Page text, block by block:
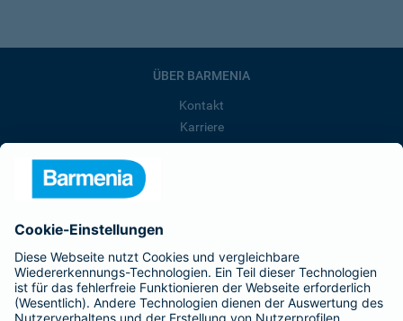
ÜBER BARMENIA
Kontakt
Karriere
Barmenia ist Teil der BarmeniaGothaer
BELIEBTE SEITEN
Kranken-Zusatzversicherung